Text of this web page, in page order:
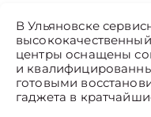
В Ульяновске
центры оснащены
и
готовыми
гаджета в